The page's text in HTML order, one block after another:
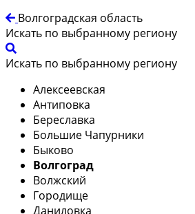
Волгоградская область
Искать по выбранному региону
Искать по выбранному региону
Алексеевская
Антиповка
Береславка
Большие Чапурники
Быково
Волгоград
Волжский
Городище
Даниловка